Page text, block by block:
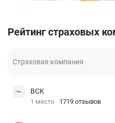
Рейтинг страховых
Страховая компания
ВСК
1 место 1719 отзывов